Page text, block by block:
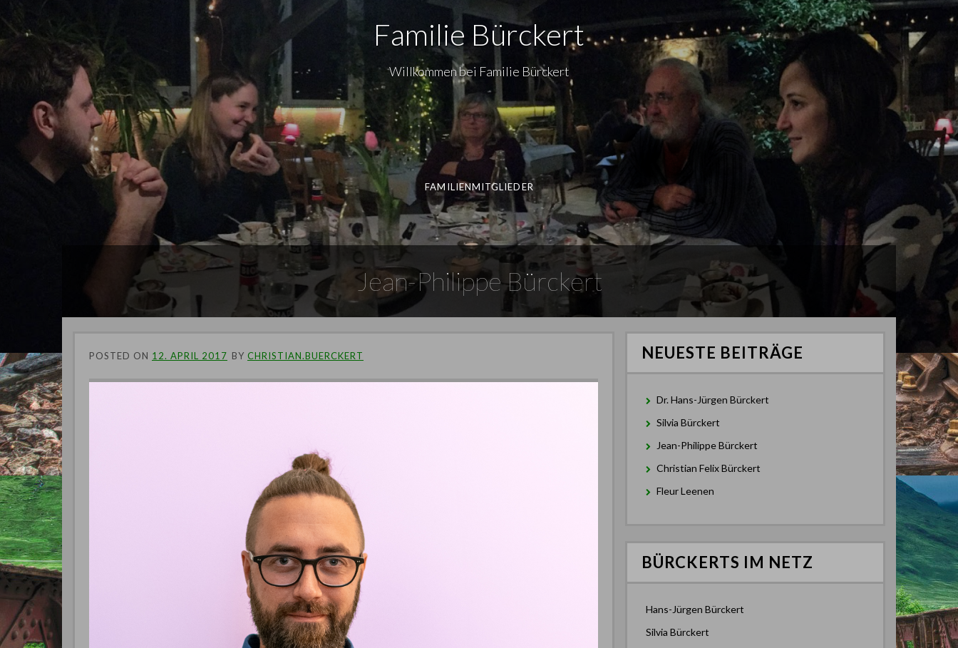
Familie Bürckert
Willkommen bei Familie Bürckert
FAMILIENMITGLIEDER
Jean-Philippe Bürckert
POSTED ON 12. APRIL 2017 BY CHRISTIAN.BUERCKERT NEUESTE BEITRÄGE
Dr. Hans-Jürgen Bürckert
Silvia Bürckert
Jean-Philippe Bürckert
Christian Felix Bürckert
Fleur Leenen
BÜRCKERTS IM NETZ
Hans-Jürgen Bürckert
Silvia Bürckert